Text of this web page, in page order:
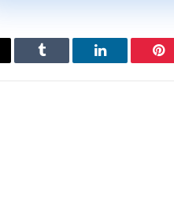
بينتيريستلينكدإن Tumblr